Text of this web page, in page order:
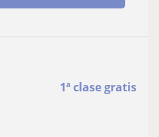
1ª clase gratis